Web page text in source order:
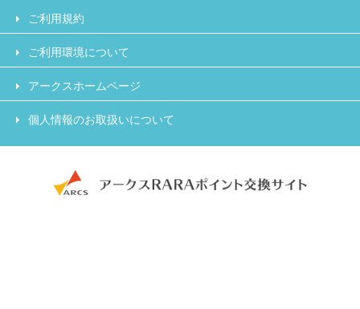
ご利用規約
ご利用環境について
アークスホームページ
個人情報のお取扱いについて